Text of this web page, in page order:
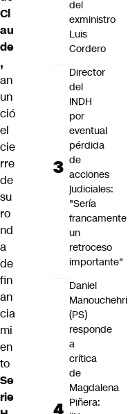
Cl
au
de
,
an
un
ció
el
cie
rre
de
su
ro
nd
a
de
fin
an
cia
mi
en
to
Se
rie
del
exministro
Luis
Cordero
Director
del
INDH
por
eventual
pérdida
de
acciones
judiciales:
"Sería
francamente
un
retroceso
importante"
Daniel
Manouchehri
(PS)
responde
a
crítica
de
Magdalena
Piñera: